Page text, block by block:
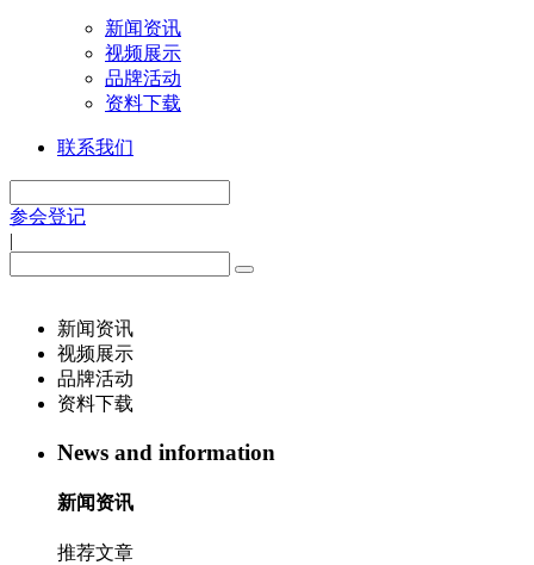
新闻资讯
视频展示
品牌活动
资料下载
联系我们
参会登记
|
新闻资讯
视频展示
品牌活动
资料下载
News and information
新闻资讯
推荐文章